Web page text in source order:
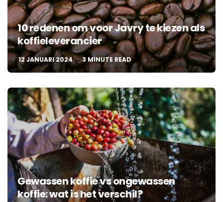
10 redenen om voor Javry te kiezen als
koffieleverancier
12 JANUARI 2024 3 MINUTE READ
Gewassen koffie vs ongewassen
koffie: wat is het verschil?